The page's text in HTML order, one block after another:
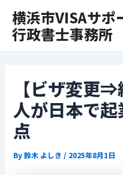
横浜市VISAサポ
行政書士事務所
【ビザ変更
人が日本で
点
By鈴木 よしき / 2025年8月1日
navigation